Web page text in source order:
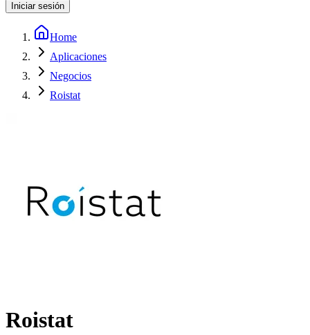
Iniciar sesión
Home
Aplicaciones
Negocios
Roistat
Roistat